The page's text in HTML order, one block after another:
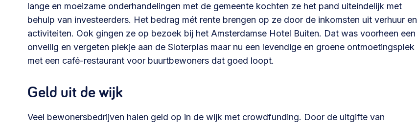
lange en moeizame onderhandelingen met de gemeente kochten ze het pand uiteindelijk met
behulp van investeerders. Het bedrag mét rente brengen op ze door de inkomsten uit verhuur en
activiteiten. Ook gingen ze op bezoek bij het Amsterdamse Hotel Buiten. Dat was voorheen een
onveilig en vergeten plekje aan de Sloterplas maar nu een levendige en groene ontmoetingsplek
met een café-restaurant voor buurtbewoners dat goed loopt.
Geld uit de wijk
Veel bewonersbedrijven halen geld op in de wijk met crowdfunding. Door de uitgifte van